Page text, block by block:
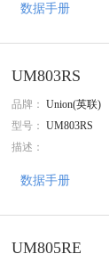
数据手册
UM803RS
品牌： Union(英联)
型号： UM803RS
描述：
数据手册
UM805RE